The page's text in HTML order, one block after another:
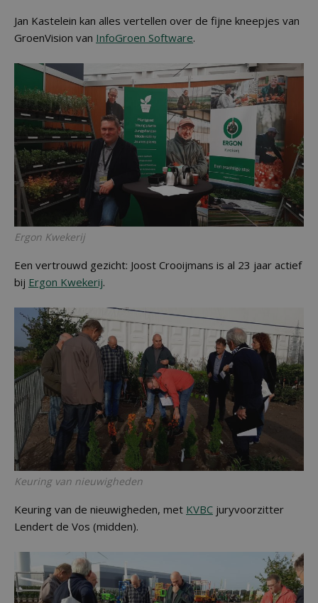
Jan Kastelein kan alles vertellen over de fijne kneepjes van
GroenVision van InfoGroen Software.
Ergon Kwekerij
Een vertrouwd gezicht: Joost Crooijmans is al 23 jaar actief
bij Ergon Kwekerij.
Keuring van nieuwigheden
Keuring van de nieuwigheden, met KVBC juryvoorzitter
Lendert de Vos (midden).